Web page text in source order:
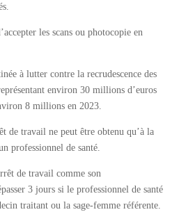
les scans ou photocopie en
à lutter contre la recrudescence des
environ 30 millions d’euros
8 millions en 2023.
de travail ne peut être obtenu qu’à la
professionnel de santé.
de travail comme son
3 jours si le professionnel de santé
traitant ou la sage-femme référente.